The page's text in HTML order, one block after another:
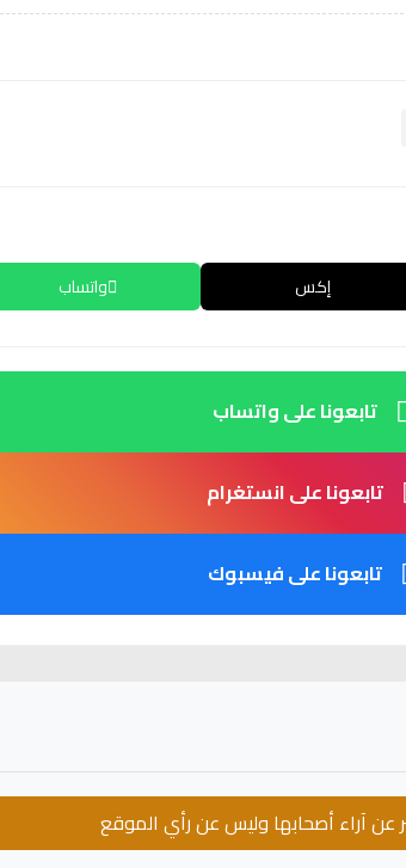
إكس واتساب
تابعونا على واتساب
تابعونا على انستغرام
تابعونا على فيسبوك
عن آراء أصحابها وليس عن رأي الموقع